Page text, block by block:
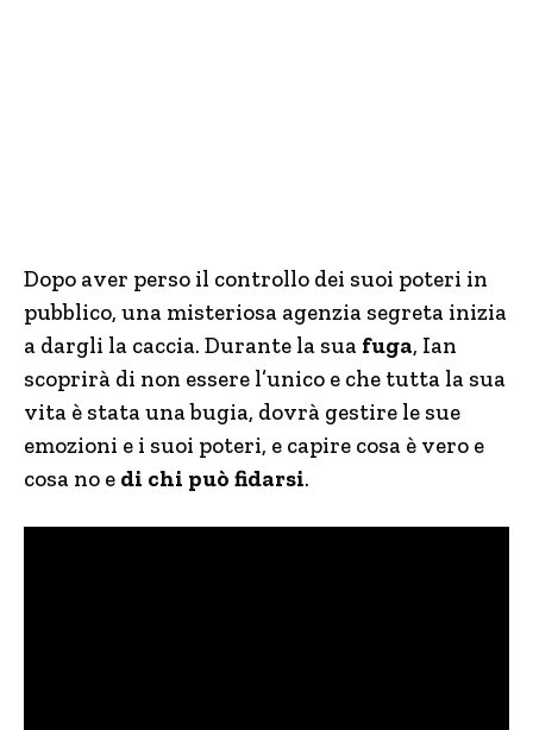
Dopo aver perso il controllo dei suoi poteri in
pubblico, una misteriosa agenzia segreta inizia
a dargli la caccia. Durante la sua fuga, Ian
scoprirà di non essere l’unico e che tutta la sua
vita è stata una bugia, dovrà gestire le sue
emozioni e i suoi poteri, e capire cosa è vero e
cosa no e di chi può fidarsi.